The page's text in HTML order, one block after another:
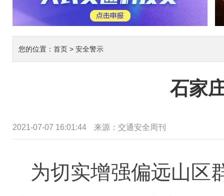
您的位置： 首页 > 安全警示
石家
2021-07-07 16:01:44 来源：交通安全周刊
为切实增强偏远山区